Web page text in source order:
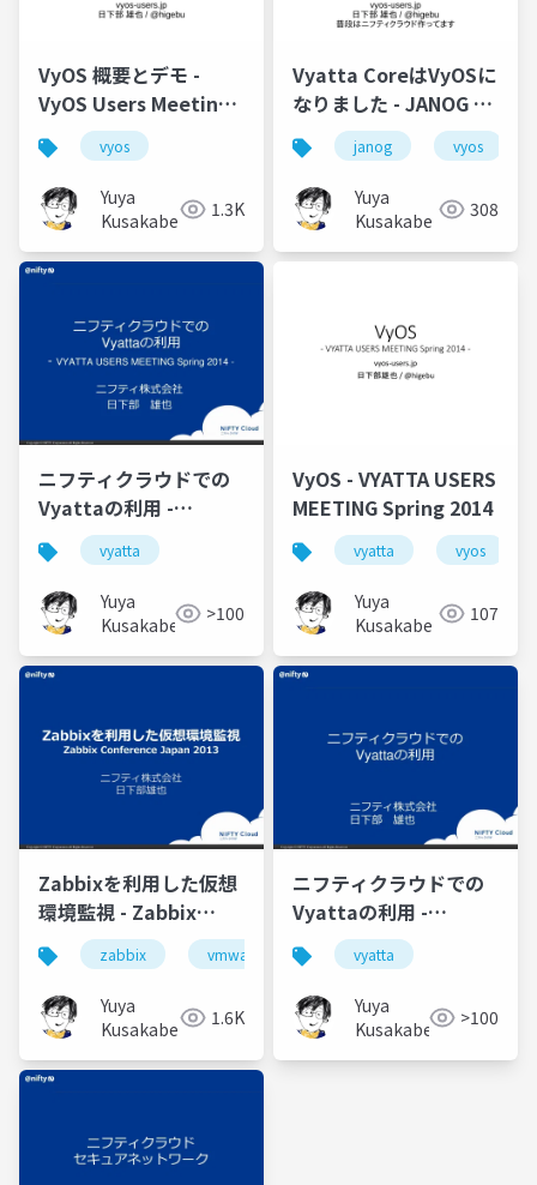
VyOS 概要とデモ -
VyOS Users Meeting
Japan #1
vyos
Yuya
Kusakabe
1.3K
Vyatta CoreはVyOSに
なりました - JANOG 34
LT
janog vyos
Yuya
Kusakabe
308
ニフティクラウドでの
Vyattaの利用 -
VYATTA USERS
MEETING Spring 2014
vyatta
Yuya
Kusakabe
>100
VyOS - VYATTA USERS
MEETING Spring 2014
vyatta vyos
Yuya
Kusakabe
107
Zabbixを利用した仮想
環境監視 - Zabbix
Conference Japan
2013
zabbix vmware
Yuya
Kusakabe
1.6K
ニフティクラウドでの
Vyattaの利用 -
VYATTA USERS
MEETING Autumn
2013
vyatta
Yuya
Kusakabe
>100